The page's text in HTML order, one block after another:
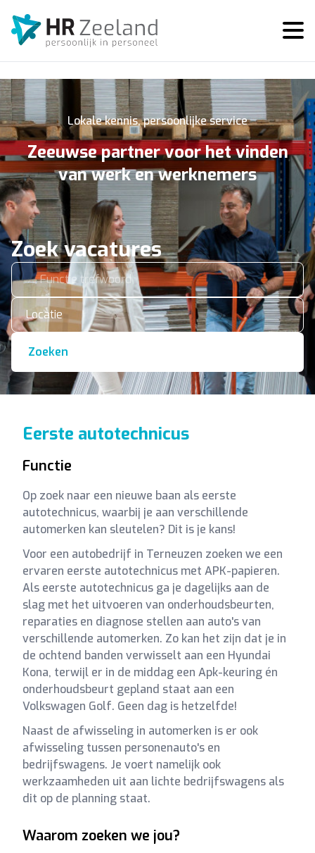
Lokale kennis, persoonlijke service
Zeeuwse partner voor het vinden
van werk en werknemers
Zoek vacatures
Locatie
Zoeken
Eerste autotechnicus
Functie
Op zoek naar een nieuwe baan als eerste
autotechnicus, waarbij je aan verschillende
automerken kan sleutelen? Dit is je kans!
Voor een autobedrijf in Terneuzen zoeken we een
ervaren eerste autotechnicus met APK-papieren.
Als eerste autotechnicus ga je dagelijks aan de
slag met het uitvoeren van onderhoudsbeurten,
reparaties en diagnose stellen aan auto's van
verschillende automerken. Zo kan het zijn dat je in
de ochtend banden verwisselt aan een Hyundai
Kona, terwijl er in de middag een Apk-keuring én
onderhoudsbeurt gepland staat aan een
Volkswagen Golf. Geen dag is hetzelfde!
Naast de afwisseling in automerken is er ook
afwisseling tussen personenauto's en
bedrijfswagens. Je voert namelijk ook
werkzaamheden uit aan lichte bedrijfswagens als
dit op de planning staat.
Waarom zoeken we jou?